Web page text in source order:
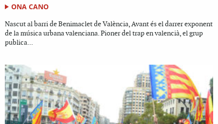
ONA CANO
Nascut al barri de Benimaclet de València, Avant és el darrer exponent
de la música urbana valenciana. Pioner del trap en valencià, el grup
publica...